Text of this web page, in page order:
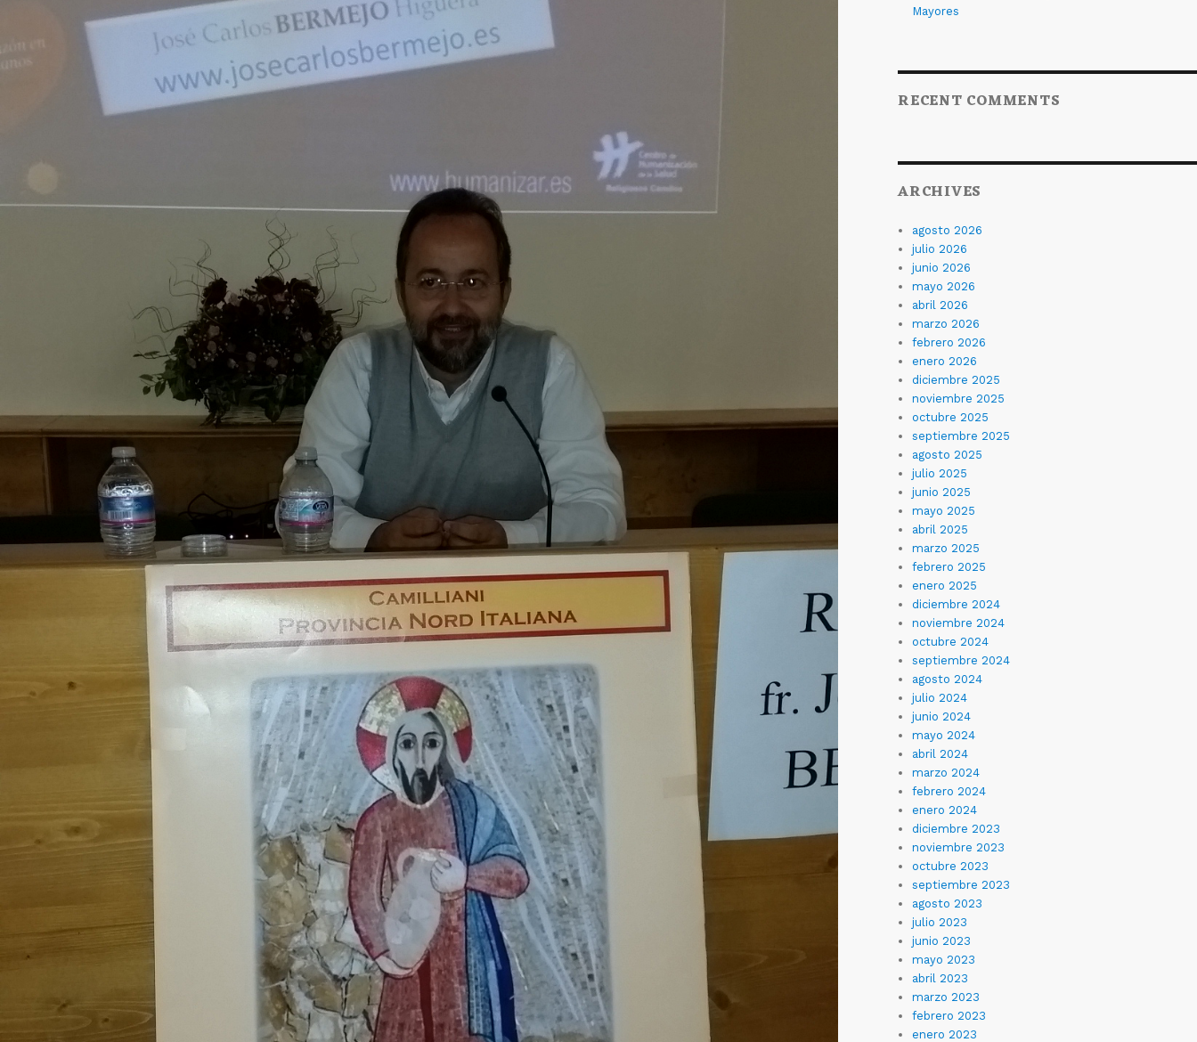
Mayores
RECENT COMMENTS
ARCHIVES
agosto 2026
julio 2026
junio 2026
mayo 2026
abril 2026
marzo 2026
febrero 2026
enero 2026
diciembre 2025
noviembre 2025
octubre 2025
septiembre 2025
agosto 2025
julio 2025
junio 2025
mayo 2025
abril 2025
marzo 2025
febrero 2025
enero 2025
diciembre 2024
noviembre 2024
octubre 2024
septiembre 2024
agosto 2024
julio 2024
junio 2024
mayo 2024
abril 2024
marzo 2024
febrero 2024
enero 2024
diciembre 2023
noviembre 2023
octubre 2023
septiembre 2023
agosto 2023
julio 2023
junio 2023
mayo 2023
abril 2023
marzo 2023
febrero 2023
enero 2023